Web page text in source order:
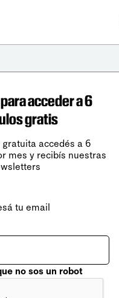
acceder a 6
gratis
accedés a 6
mes y recibís nuestras
tu email
no sos un robot